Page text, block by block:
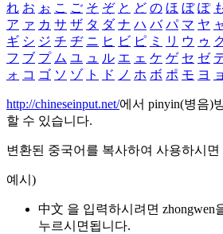
れ お ぉ こ ご そ ぞ と ど の ほ ぼ ぽ
ア ァ カ サ ザ タ ダ ナ ハ バ パ マ ヤ
ギ シ ジ チ ヂ ニ ヒ ビ ピ ミ リ ウ ゥ
フ ブ プ ム ユ ュ ル エ ェ ケ ゲ セ ゼ
ォ コ ゴ ソ ゾ ト ド ノ ホ ボ ポ モ ヨ ョ
http://chineseinput.net/에서 pinyin(병음)
할 수 있습니다.
변환된 중국어를 복사하여 사용하시면
예시)
中文 을 입력하시려면 zhongwen
누르시면됩니다.